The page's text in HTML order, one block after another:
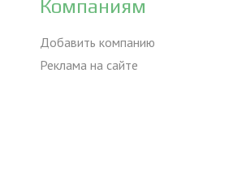
Компаниям
Добавить компанию
Реклама на сайте